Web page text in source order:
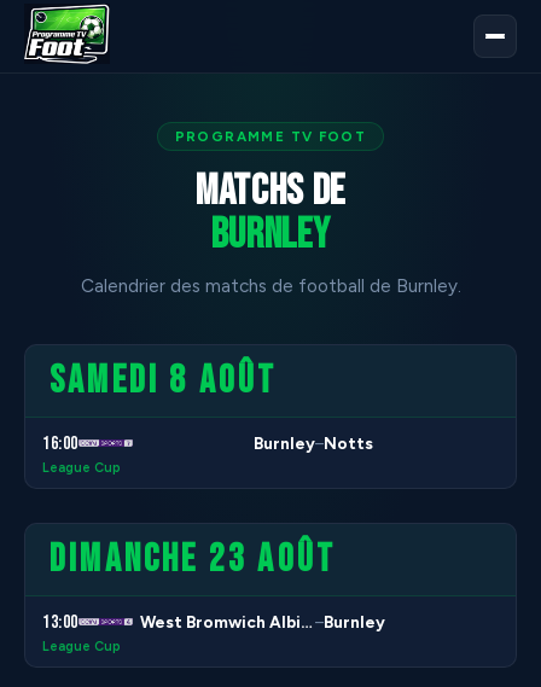
PROGRAMME TV FOOT
Matchs de
Burnley
Calendrier des matchs de football de Burnley.
SAMEDI 8 AOÛT
16:00 Burnley–Notts
League Cup
DIMANCHE 23 AOÛT
13:00 West Bromwich Albion –Burnley
League Cup